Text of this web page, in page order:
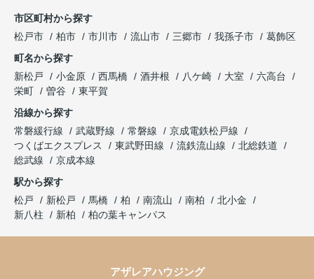
市区町村から探す
松戸市
柏市 市川市 流山市 三郷市 我孫子市
葛飾区
町名から探す
新松戸
小金原 西馬橋 酒井根 八ケ崎 大室
六高台
栄町
曽谷
東平賀
沿線から探す
常磐緩行線
武蔵野線 常磐線
京成電鉄松戸線
つくばエクスプレス
東武野田線 流鉄流山線
北総鉄道
総武線
京成本線
駅から探す
松戸
新松戸 馬橋 柏 南流山 南柏
北小金
新八柱
新柏 柏の葉キャンパス
アザレアハウジング